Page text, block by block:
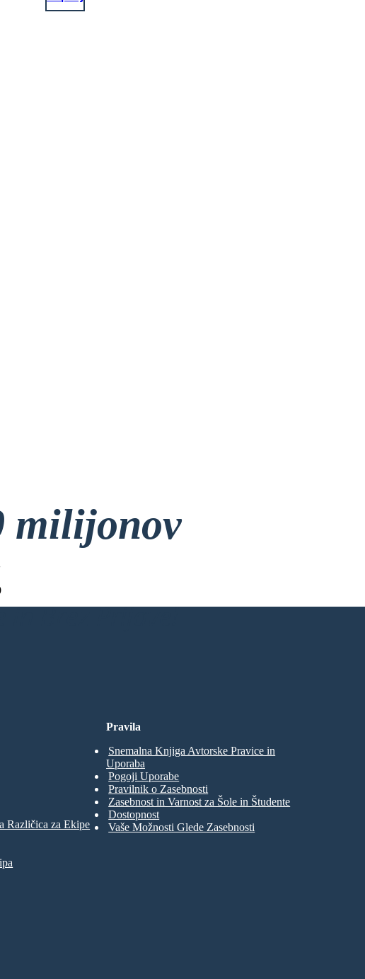
milijonov
in Brez Prijave!
Različica za Ekipe
Pravila
Snemalna Knjiga Avtorske Pravice in
Uporaba
Pogoji Uporabe
Pravilnik o Zasebnosti
Zasebnost in Varnost za Šole in Študente
Dostopnost
Vaše Možnosti Glede Zasebnosti